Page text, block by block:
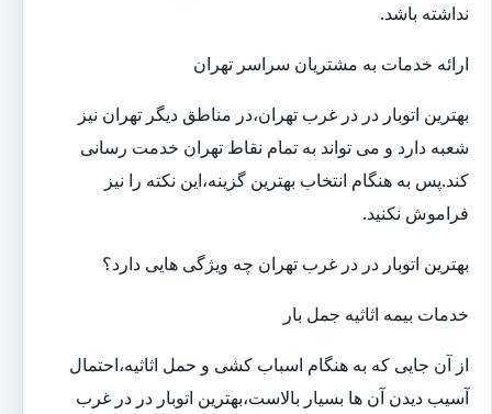
نداشته باشد.
ارائه خدمات به مشتریان سراسر تهران
بهترین اتوبار در در غرب تهران،در مناطق دیگر تهران نیز
شعبه دارد و می تواند به تمام نقاط تهران خدمت رسانی
کند.پس به هنگام انتخاب بهترین گزینه،این نکته را نیز
فراموش نکنید.
بهترین اتوبار در در غرب تهران چه ویژگی هایی دارد؟
خدمات بیمه اثاثیه جمل بار
از آن جایی که به هنگام اسباب کشی و حمل اثاثیه،احتمال
آسیب دیدن آن ها بسیار بالاست،بهترین اتوبار در در غرب